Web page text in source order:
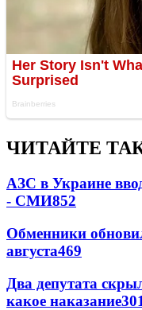
ЧИТАЙТЕ
АЗС в Украине
- СМИ852
Обменники
августа469
Два депутата
какое наказание301